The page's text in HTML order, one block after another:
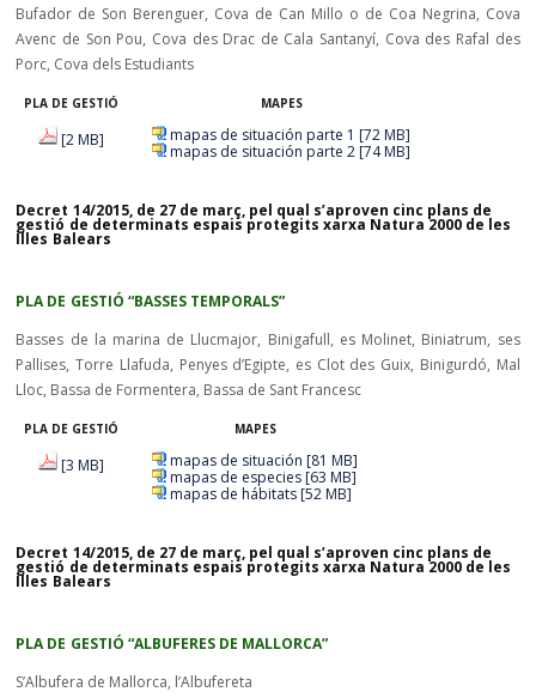
Bufador de Son Berenguer, Cova de Can Millo o de Coa Negrina, Cova
Avenc de Son Pou, Cova des Drac de Cala Santanyí, Cova des Rafal des
Porc, Cova dels Estudiants
PLA DE GESTIÓ MAPES
[2 MB]
mapas de situación parte 1 [72 MB]
mapas de situación parte 2 [74 MB]
Decret 14/2015, de 27 de març, pel qual s’aproven cinc plans de
gestió de determinats espais protegits xarxa Natura 2000 de les
Illes Balears
PLA DE GESTIÓ “BASSES TEMPORALS”
Basses de la marina de Llucmajor, Binigafull, es Molinet, Biniatrum, ses
Pallises, Torre Llafuda, Penyes d’Egipte, es Clot des Guix, Binigurdó, Mal
Lloc, Bassa de Formentera, Bassa de Sant Francesc
PLA DE GESTIÓ MAPES
[3 MB]
mapas de situación [81 MB]
mapas de especies [63 MB]
mapas de hábitats [52 MB]
Decret 14/2015, de 27 de març, pel qual s’aproven cinc plans de
gestió de determinats espais protegits xarxa Natura 2000 de les
Illes Balears
PLA DE GESTIÓ “ALBUFERES DE MALLORCA”
S’Albufera de Mallorca, l’Albufereta